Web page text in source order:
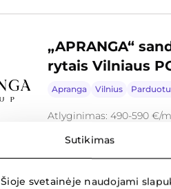
Sutikimas
Šioje svetainėje naudojami
„APRANGA“
rytais Vilniaus
Apranga Vilnius
Atlyginimas: 490-590 €/
Skelbimas galioja iki